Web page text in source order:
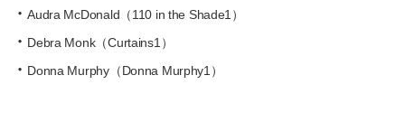
Audra McDonald（110 in the Shade1）
Debra Monk（Curtains1）
Donna Murphy（Donna Murphy1）